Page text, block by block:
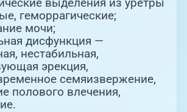
геморрагические;
мочи;
дисфункция —
нестабильная,
эрекция,
семяизвержение,
полового влечения,